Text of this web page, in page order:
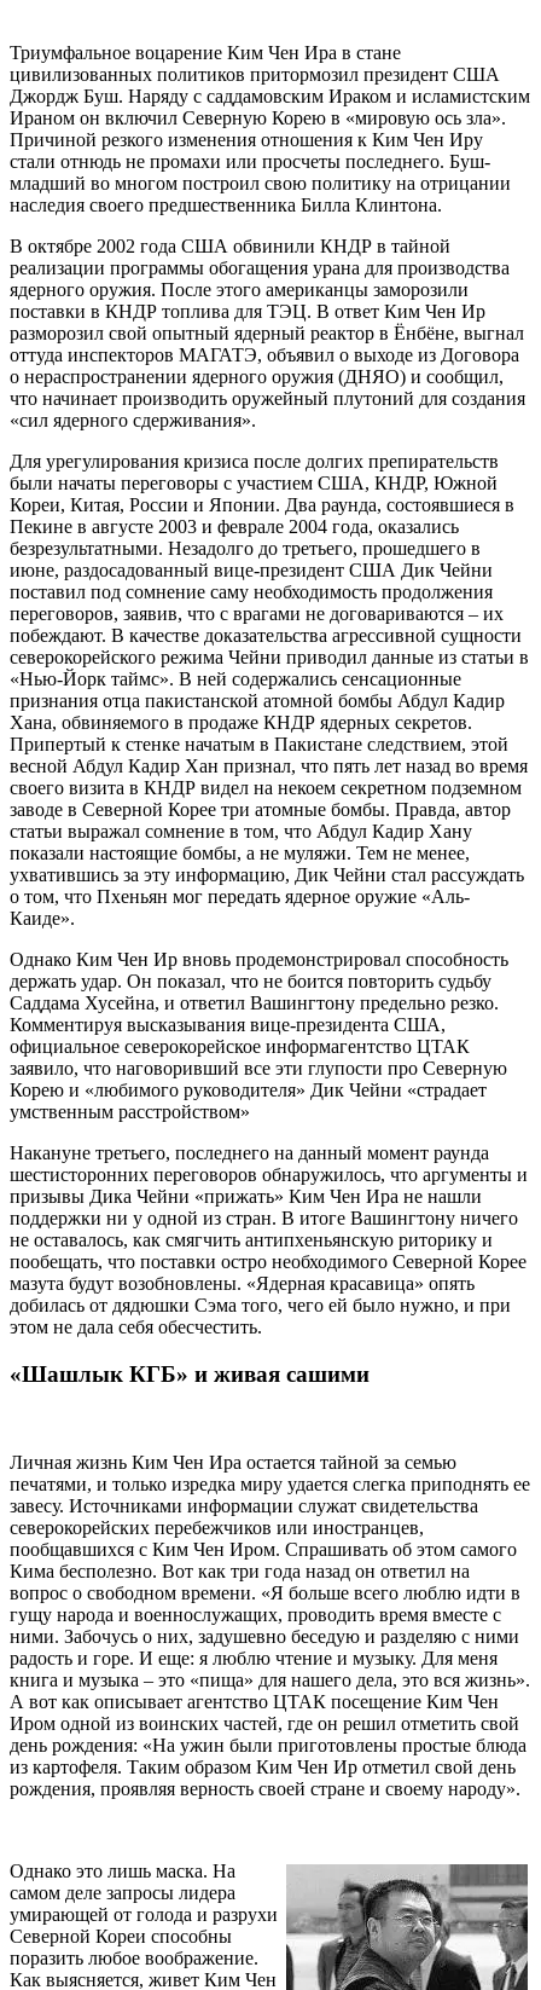
Триумфальное воцарение Ким Чен Ира в стане
цивилизованных политиков притормозил президент США
Джордж Буш. Наряду с саддамовским Ираком и исламистским
Ираном он включил Северную Корею в «мировую ось зла».
Причиной резкого изменения отношения к Ким Чен Иру
стали отнюдь не промахи или просчеты последнего. Буш-
младший во многом построил свою политику на отрицании
наследия своего предшественника Билла Клинтона.
В октябре 2002 года США обвинили КНДР в тайной
реализации программы обогащения урана для производства
ядерного оружия. После этого американцы заморозили
поставки в КНДР топлива для ТЭЦ. В ответ Ким Чен Ир
разморозил свой опытный ядерный реактор в Ёнбёне, выгнал
оттуда инспекторов МАГАТЭ, объявил о выходе из Договора
о нераспространении ядерного оружия (ДНЯО) и сообщил,
что начинает производить оружейный плутоний для создания
«сил ядерного сдерживания».
Для урегулирования кризиса после долгих препирательств
были начаты переговоры с участием США, КНДР, Южной
Кореи, Китая, России и Японии. Два раунда, состоявшиеся в
Пекине в августе 2003 и феврале 2004 года, оказались
безрезультатными. Незадолго до третьего, прошедшего в
июне, раздосадованный вице-президент США Дик Чейни
поставил под сомнение саму необходимость продолжения
переговоров, заявив, что с врагами не договариваются – их
побеждают. В качестве доказательства агрессивной сущности
северокорейского режима Чейни приводил данные из статьи в
«Нью-Йорк таймс». В ней содержались сенсационные
признания отца пакистанской атомной бомбы Абдул Кадир
Хана, обвиняемого в продаже КНДР ядерных секретов.
Припертый к стенке начатым в Пакистане следствием, этой
весной Абдул Кадир Хан признал, что пять лет назад во время
своего визита в КНДР видел на некоем секретном подземном
заводе в Северной Корее три атомные бомбы. Правда, автор
статьи выражал сомнение в том, что Абдул Кадир Хану
показали настоящие бомбы, а не муляжи. Тем не менее,
ухватившись за эту информацию, Дик Чейни стал рассуждать
о том, что Пхеньян мог передать ядерное оружие «Аль-
Каиде».
Однако Ким Чен Ир вновь продемонстрировал способность
держать удар. Он показал, что не боится повторить судьбу
Саддама Хусейна, и ответил Вашингтону предельно резко.
Комментируя высказывания вице-президента США,
официальное северокорейское информагентство ЦТАК
заявило, что наговоривший все эти глупости про Северную
Корею и «любимого руководителя» Дик Чейни «страдает
умственным расстройством»
Накануне третьего, последнего на данный момент раунда
шестисторонних переговоров обнаружилось, что аргументы и
призывы Дика Чейни «прижать» Ким Чен Ира не нашли
поддержки ни у одной из стран. В итоге Вашингтону ничего
не оставалось, как смягчить антипхеньянскую риторику и
пообещать, что поставки остро необходимого Северной Корее
мазута будут возобновлены. «Ядерная красавица» опять
добилась от дядюшки Сэма того, чего ей было нужно, и при
этом не дала себя обесчестить.
«Шашлык КГБ» и живая сашими
Личная жизнь Ким Чен Ира остается тайной за семью
печатями, и только изредка миру удается слегка приподнять ее
завесу. Источниками информации служат свидетельства
северокорейских перебежчиков или иностранцев,
пообщавшихся с Ким Чен Иром. Спрашивать об этом самого
Кима бесполезно. Вот как три года назад он ответил на
вопрос о свободном времени. «Я больше всего люблю идти в
гущу народа и военнослужащих, проводить время вместе с
ними. Забочусь о них, задушевно беседую и разделяю с ними
радость и горе. И еще: я люблю чтение и музыку. Для меня
книга и музыка – это «пища» для нашего дела, это вся жизнь».
А вот как описывает агентство ЦТАК посещение Ким Чен
Иром одной из воинских частей, где он решил отметить свой
день рождения: «На ужин были приготовлены простые блюда
из картофеля. Таким образом Ким Чен Ир отметил свой день
рождения, проявляя верность своей стране и своему народу».
Однако это лишь маска. На
самом деле запросы лидера
умирающей от голода и разрухи
Северной Кореи способны
поразить любое воображение.
Как выясняется, живет Ким Чен